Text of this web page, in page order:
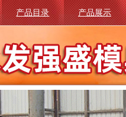
产品目录 产品展示